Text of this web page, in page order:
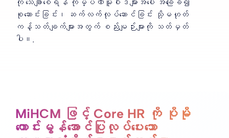
စုဆောင်းခြင်း၊ ဆက်လက်လုပ်ဆောင်ခြင်း သို့မဟုတ်
ကန့်သတ်ချက်များအတွက် စည်းမျဉ်းများကို သတ်မှတ်
ပါ။.
MiHCM ဖြင့် Core HR ကို ပိုမို
ကောင်းမွန်အောင်ပြုလုပ်ပေးသော